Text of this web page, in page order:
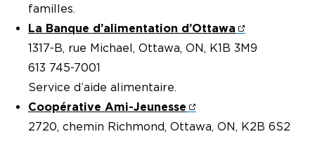
familles.
La Banque d’alimentation d’Ottawa
1317-B, rue Michael, Ottawa, ON, K1B 3M9
613 745-7001
Service d’aide alimentaire.
Coopérative Ami-Jeunesse
2720, chemin Richmond, Ottawa, ON, K2B 6S2